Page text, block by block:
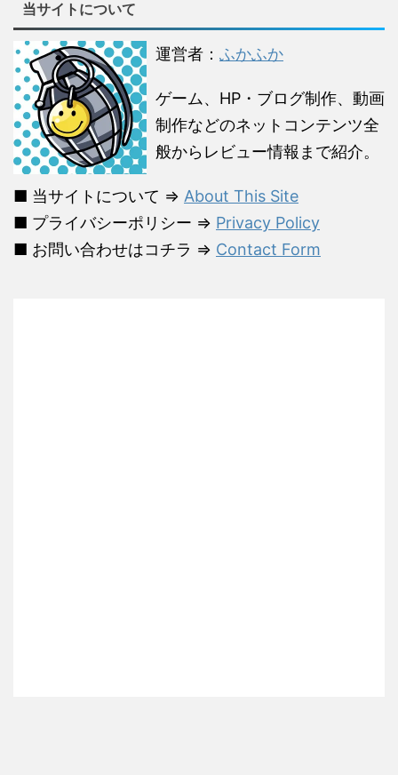
当サイトについて
運営者： ふかふか
ゲーム、HP・ブログ制作、動画
制作などのネットコンテンツ全
般からレビュー情報まで紹介。
■ 当サイトについて ⇒ About This Site
■ プライバシーポリシー ⇒ Privacy Policy
■ お問い合わせはコチラ ⇒ Contact Form